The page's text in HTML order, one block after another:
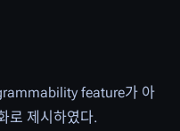
feature가 아
로 제시하였다.